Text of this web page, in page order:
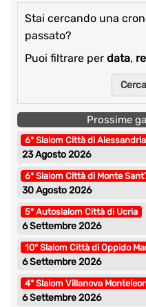
Stai cercando una
passato?
Puoi filtrare per data,
Prossime
6° Slalom Città di
23 Agosto 2026
6° Slalom Città di Monte
30 Agosto 2026
5° Autoslalom Città di Ucria
6 Settembre 2026
10° Slalom Città di Oppido
6 Settembre 2026
4° Slalom Villanova
6 Settembre 2026